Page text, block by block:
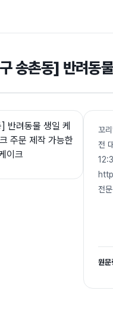
송촌동] 반려동
꼬
전
전
원문